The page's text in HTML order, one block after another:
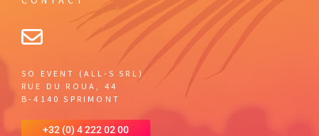
SO EVENT (ALL-S SRL)
RUE DU ROUA, 44
B-4140 SPRIMONT
+32 (0) 4 222 02 00